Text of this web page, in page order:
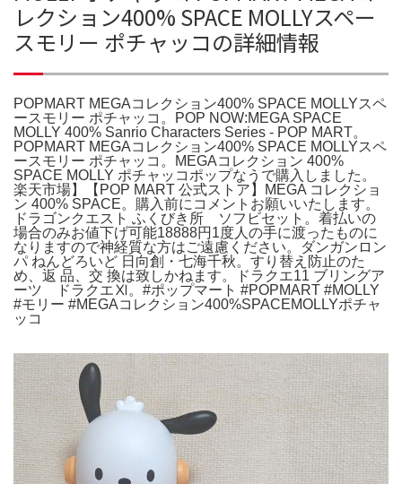
レクション400% SPACE MOLLYスペー
スモリー ポチャッコの詳細情報
POPMART MEGAコレクション400% SPACE MOLLYスペ
ースモリー ポチャッコ。POP NOW:MEGA SPACE
MOLLY 400% Sanrio Characters Series - POP MART。
POPMART MEGAコレクション400% SPACE MOLLYスペ
ースモリー ポチャッコ。MEGAコレクション 400%
SPACE MOLLY ポチャッコポップなうで購入しました。
楽天市場】【POP MART 公式ストア】MEGA コレクショ
ン 400% SPACE。購入前にコメントお願いいたします。
ドラゴンクエスト ふくびき所 ソフビセット。着払いの
場合のみお値下げ可能18888円1度人の手に渡ったものに
なりますので神経質な方はご遠慮ください。ダンガンロン
パ ねんどろいど 日向創・七海千秋。すり替え防止のた
め、返 品、交 換は致しかねます。ドラクエ11 ブリングア
ーツ ドラクエⅪ。#ポップマート #POPMART #MOLLY
#モリー #MEGAコレクション400%SPACEMOLLYポチャ
ッコ